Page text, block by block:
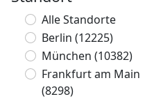
Alle Standorte
Berlin (12225)
München (10382)
Frankfurt am Main
(8298)